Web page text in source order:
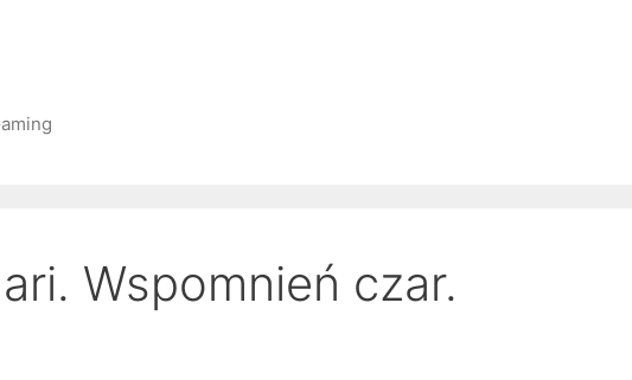
Wspomnień czar.